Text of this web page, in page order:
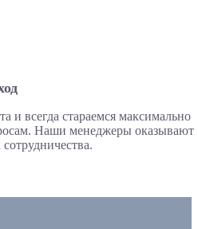
и всегда стараемся максимально
Наши менеджеры оказывают